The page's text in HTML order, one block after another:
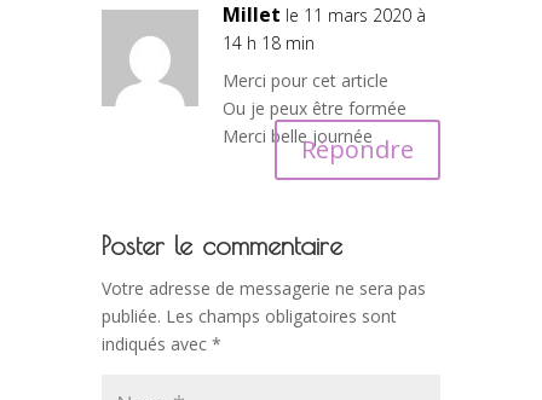
Millet le 11 mars 2020 à
14 h 18 min
Merci pour cet article
Ou je peux être formée
Merci belle journée
Répondre
Poster le commentaire
Votre adresse de messagerie ne sera pas
publiée. Les champs obligatoires sont
indiqués avec *